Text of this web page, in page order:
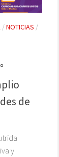
/NOTICIAS /
de
y